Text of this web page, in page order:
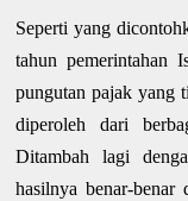
Seperti yang
tahun pemerintahan
pungutan pajak yang
diperoleh dari
Ditambah lagi
hasilnya benar-benar